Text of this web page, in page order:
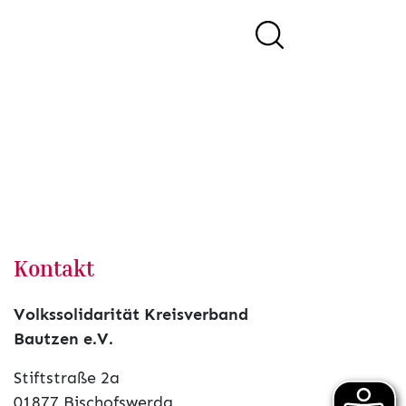
Kontakt
Volkssolidarität Kreisverband
Bautzen e.V.
Stiftstraße 2a